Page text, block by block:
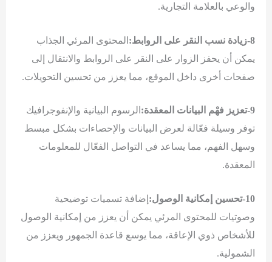
والوعي بالعلامة التجارية.
8-زيادة نسب النقر على الروابط:
المحتوى المرئي الجذاب
يمكن أن يحفز الزوار على النقر على الروابط والانتقال إلى
صفحات أخرى داخل الموقع، مما يعزز من تحسين التحويلات.
9-تعزيز فهْم البيانات المعقدة:
الرسوم البيانية والإنفوجرافيك
توفر وسيلة فعّالة لعرض البيانات والإحصاءات بشكل مبسط
وسهل الفهم، مما يساعد في التواصل الفعّال للمعلومات
المعقدة.
10-تحسين إمكانية الوصول:
إضافة تسميات توضيحية
وصوتيات للمحتوى المرئي يمكن أن يعزز من إمكانية الوصول
للأشخاص ذوي الإعاقة، مما يوسع قاعدة الجمهور ويعزز من
الشمولية.